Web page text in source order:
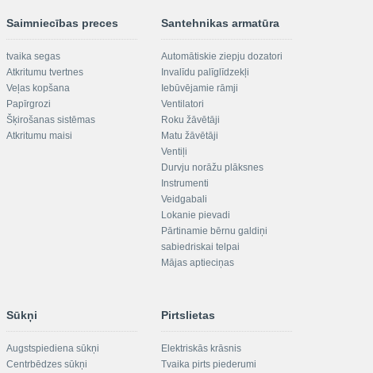
Saimniecības preces
tvaika segas
Atkritumu tvertnes
Veļas kopšana
Papīrgrozi
Šķirošanas sistēmas
Atkritumu maisi
Santehnikas armatūra
Automātiskie ziepju dozatori
Invalīdu palīglīdzekļi
Iebūvējamie rāmji
Ventilatori
Roku žāvētāji
Matu žāvētāji
Ventiļi
Durvju norāžu plāksnes
Instrumenti
Veidgabali
Lokanie pievadi
Pārtinamie bērnu galdiņi
sabiedriskai telpai
Mājas aptieciņas
Sūkņi
Augstspiediena sūkņi
Centrbēdzes sūkņi
Pirtslietas
Elektriskās krāsnis
Tvaika pirts piederumi